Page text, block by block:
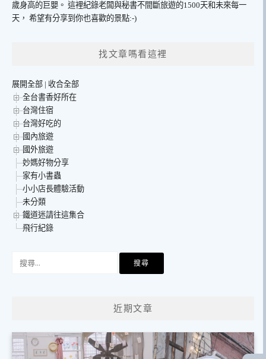
歲身高的巨嬰。 這裡紀錄老闆與秘書不間斷旅遊的1500天和未來每一
天， 希望有分享到你也喜歡的景點:-)
找文章嗎看這裡
展開全部 | 收合全部
全台書香好所在
台灣住宿
台灣好吃的
國內旅遊
國外旅遊
妙媽好物分享
家有小書蟲
小小店長體驗活動
未分類
鐵道迷請往這集合
飛行紀錄
近期文章